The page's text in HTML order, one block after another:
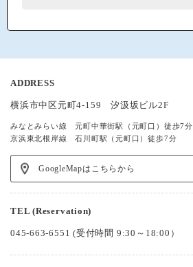
ADDRESS
横浜市中区元町4-159 汐汲坂ビル2F
みなとみらい線 元町中華街駅（元町口）徒歩7分
京浜東北根岸線 石川町駅（元町口）徒歩7分
GoogleMapはこちらから
TEL (Reservation)
045-663-6551 (受付時間 9:30～18:00）